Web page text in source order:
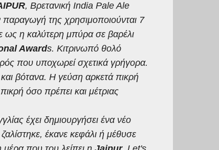
, Βρετανική India Pale Ale
της χρησιμοποιούνται 7
ως η καλύτερη μπύρα σε βαρέλι
Awards. Κιτρινωπό θολό
που υποχωρεί σχετικά γρήγορα.
βότανα. Η γεύση αρκετά πικρή
όσο πρέπει και μέτριας
έχει δημιουργήσει ένα νέο
ζαλίστηκε, έκανε κεφάλι ή μέθυσε